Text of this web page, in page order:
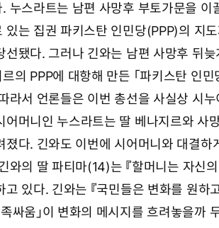
. 누스라트는 남편 사망후 부토가문을
있는 집권 파키스탄 인민당(PPP)의 지
선됐다. 그러나 긴와는 남편 사망후 뒤
의 PPP에 대항해 만든 「파키스탄 인
라서 언론들은 이번 총선을 사실상 시
어머니인 누스라트는 딸 베나지르와 사
졌다. 긴와도 이번에 시어머니와 대결하
와의 딸 파티마(14)는 『할머니는 자신
고 있다. 긴와는 『국민들은 변화를 원
족싸움」이 변화의 메시지를 흐려놓을까